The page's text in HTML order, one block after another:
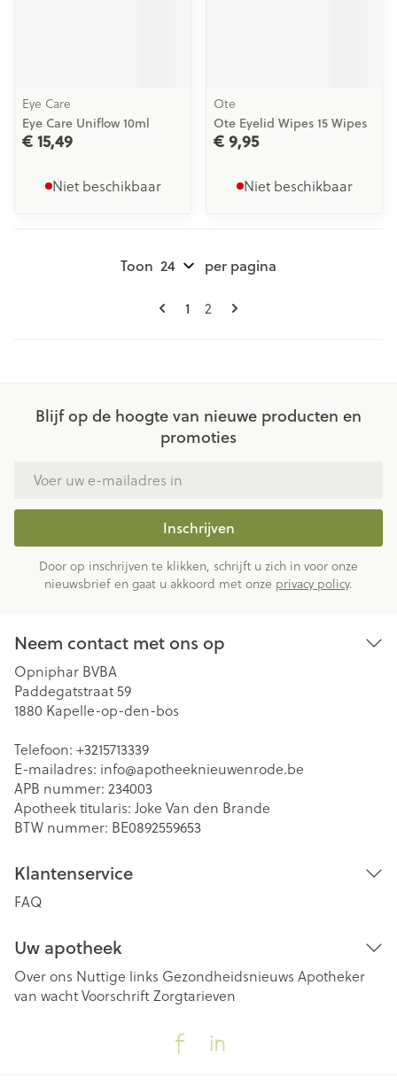
Eye Care
Eye Care Uniflow 10ml
€ 15,49
Niet beschikbaar
Ote
Ote Eyelid Wipes 15 Wipes
€ 9,95
Niet beschikbaar
Pagina's
U lees momenteel pagina
1 Pagina
2
Toon per pagina
Blijf op de hoogte van nieuwe producten en
promoties
Inschrijven
Door op inschrijven te klikken, schrijft u zich in voor onze
nieuwsbrief en gaat u akkoord met onze privacy policy.
Neem contact met ons op
Opniphar BVBA
Paddegatstraat 59
1880 Kapelle-op-den-bos
Telefoon: +3215713339
E-mailadres: info@apotheeknieuwenrode.be
APB nummer: 234003
Apotheek titularis: Joke Van den Brande
BTW nummer: BE0892559653
Klantenservice
FAQ
Uw apotheek
Over ons Nuttige links Gezondheidsnieuws Apotheker
van wachtVoorschriftZorgtarieven